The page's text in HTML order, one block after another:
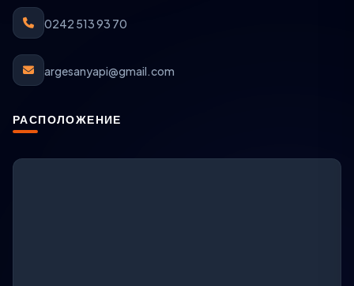
0242 513 93 70
argesanyapi@gmail.com
РАСПОЛОЖЕНИЕ